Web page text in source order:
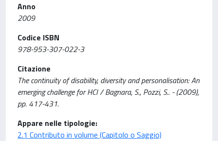
Anno
2009
Codice ISBN
978-953-307-022-3
Citazione
The continuity of disability, diversity and personalisation: An
emerging challenge for HCI / Bagnara, S., Pozzi, S.. - (2009),
pp. 417-431.
Appare nelle tipologie:
2.1 Contributo in volume (Capitolo o Saggio)